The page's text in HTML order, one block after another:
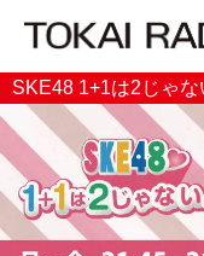
SKE48 1+1は2じゃな